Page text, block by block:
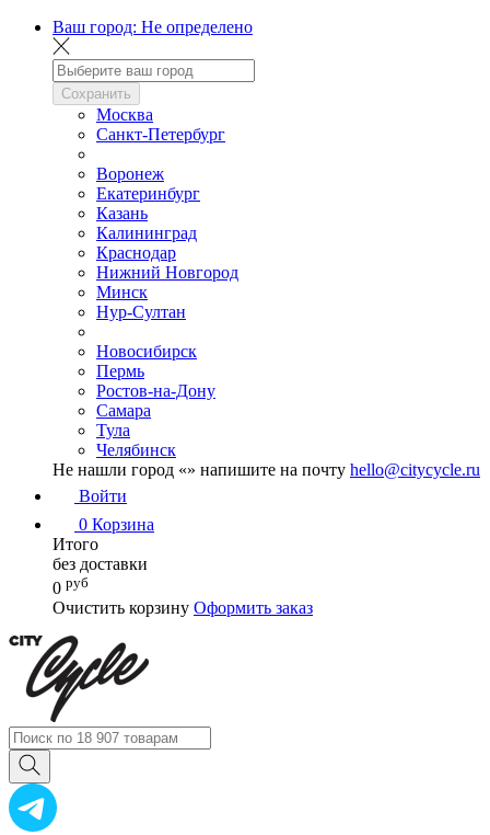
Ваш город: Не определено
Сохранить
Москва
Санкт-Петербург
Воронеж
Екатеринбург
Казань
Калининград
Краснодар
Нижний Новгород
Минск
Нур-Султан
Новосибирск
Пермь
Ростов-на-Дону
Самара
Тула
Челябинск
Не нашли город «» напишите на почту hello@citycycle.ru
Войти
0 Корзина
Итого
без доставки
0 руб
Очистить корзину Оформить заказ